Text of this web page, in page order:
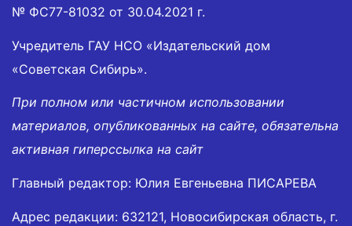
№ ФС77-81032 от 30.04.2021 г.
Учредитель ГАУ НСО «Издательский дом
«Советская Сибирь».
При полном или частичном использовании
материалов, опубликованных на сайте, обязательна
активная гиперссылка на сайт
Главный редактор: Юлия Евгеньевна ПИСАРЕВА
Адрес редакции: 632121, Новосибирская область, г.